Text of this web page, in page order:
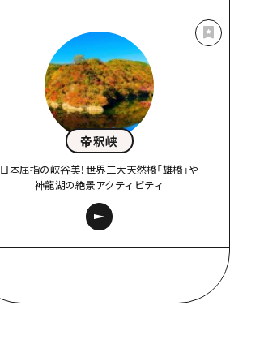
帝釈峡
日本屈指の峡谷美！世界三大天然橋「雄橋」や
神龍湖の絶景アクティビティ